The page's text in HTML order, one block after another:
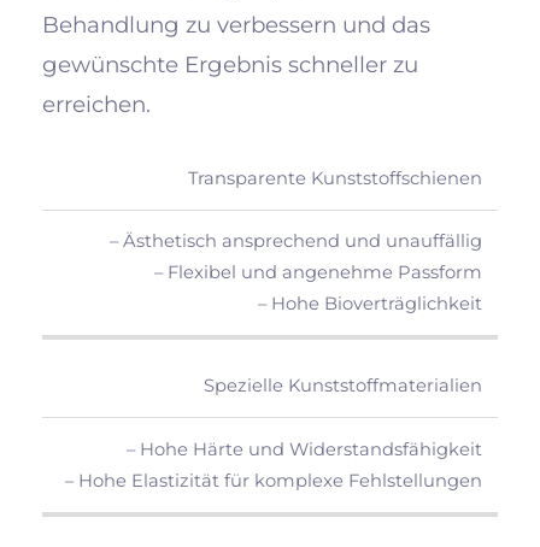
Behandlung zu verbessern und das
gewünschte Ergebnis schneller zu
erreichen.
Vorteile
Transparente Kunststoffschienen
– Ästhetisch ansprechend und unauffällig
– Flexibel und angenehme Passform
– Hohe Bioverträglichkeit
Spezielle Kunststoffmaterialien
– Hohe Härte und Widerstandsfähigkeit
– Hohe Elastizität für komplexe Fehlstellungen